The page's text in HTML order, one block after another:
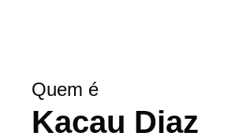
Quem é
Kacau Diaz